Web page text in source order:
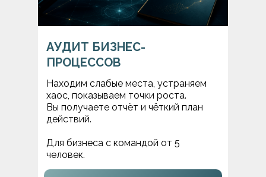
Находим слабые места, устраняем
хаос, показываем точки роста.
Вы получаете отчёт и чёткий план
действий.
Для бизнеса с командой от 5
человек.
АУДИТ БИЗНЕС-
ПРОЦЕССОВ